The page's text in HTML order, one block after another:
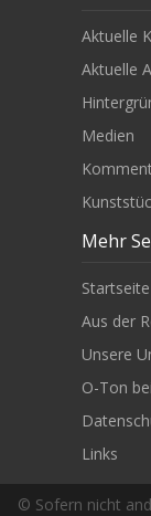
© Sofern nicht
Aktuelle
Aktuelle
Medien
Mehr
Startseite
Aus der
Unsere
O-Ton
Links